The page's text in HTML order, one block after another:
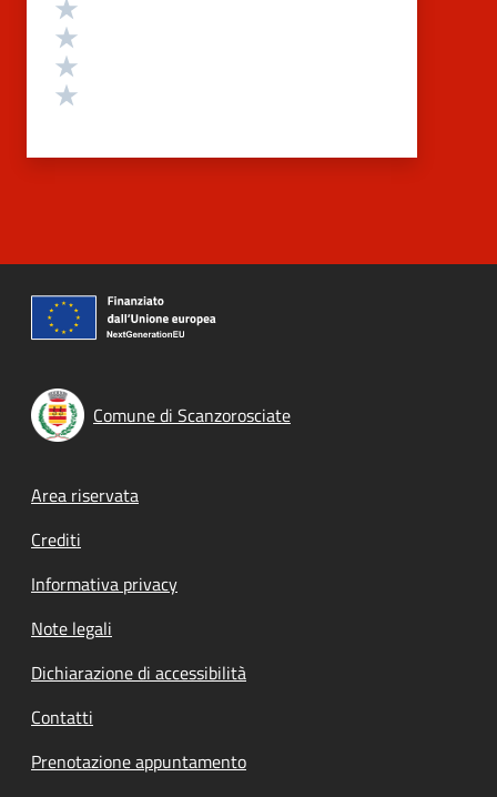
Comune di Scanzorosciate
Footer menu
Area riservata
Crediti
Informativa privacy
Note legali
Dichiarazione di accessibilità
Contatti
Prenotazione appuntamento